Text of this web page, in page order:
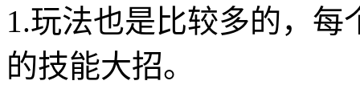
1.玩法也是比较多的，
的技能大招。